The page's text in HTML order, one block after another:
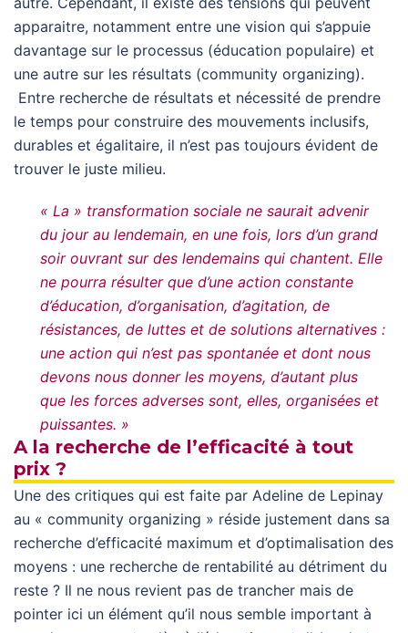
apparaitre, notamment entre une vision qui s’appuie
davantage sur le processus (éducation populaire) et
une autre sur les résultats (community organizing).
Entre recherche de résultats et nécessité de prendre
le temps pour construire des mouvements inclusifs,
durables et égalitaire, il n’est pas toujours évident de
trouver le juste milieu.
« La » transformation sociale ne saurait advenir
du jour au lendemain, en une fois, lors d’un grand
soir ouvrant sur des lendemains qui chantent. Elle
ne pourra résulter que d’une action constante
d’éducation, d’organisation, d’agitation, de
résistances, de luttes et de solutions alternatives :
une action qui n’est pas spontanée et dont nous
devons nous donner les moyens, d’autant plus
que les forces adverses sont, elles, organisées et
puissantes. »
A la recherche de l’efficacité à tout
prix ?
Une des critiques qui est faite par Adeline de Lepinay
au « community organizing » réside justement dans sa
recherche d’efficacité maximum et d’optimalisation des
moyens : une recherche de rentabilité au détriment du
reste ? Il ne nous revient pas de trancher mais de
pointer ici un élément qu’il nous semble important à